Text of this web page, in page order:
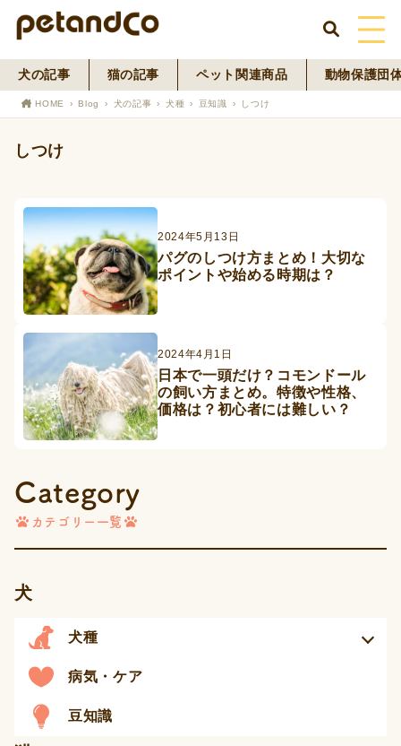
HOME
ペットフード事業
犬の記事 猫の記事 ペット関連商品 動物保護団
HOME Blog 犬の記事 犬種 豆知識 しつけ
しつけ
2024年5月13日
パグのしつけ方まとめ！大切な
ポイントや始める時期は？
2024年4月1日
日本で一頭だけ？コモンドール
の飼い方まとめ。特徴や性格、
価格は？初心者には難しい？
Category
カテゴリー一覧
犬
犬種
病気・ケア
豆知識